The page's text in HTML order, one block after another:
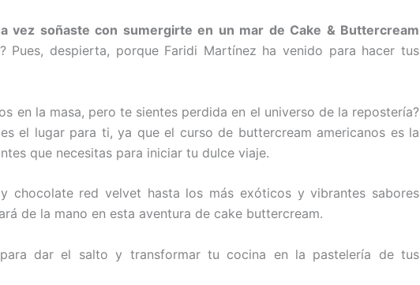
vez soñaste con sumergirte en un mar de Cake & Buttercream
? Pues, despierta, porque Faridi Martínez ha venido para hacer tus
en la masa, pero te sientes perdida en el universo de la repostería?
el lugar para ti, ya que el curso de buttercream americanos es la
que necesitas para iniciar tu dulce viaje.
chocolate red velvet hasta los más exóticos y vibrantes sabores
de la mano en esta aventura de cake buttercream.
para dar el salto y transformar tu cocina en la pastelería de tus